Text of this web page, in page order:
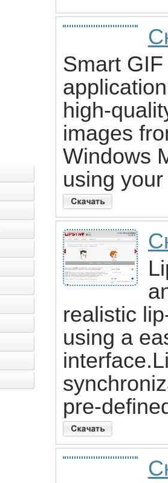
Smart
high-
images
Windows
using
realistic
using a
pre-